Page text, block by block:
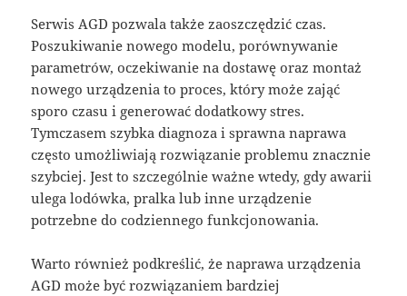
Serwis AGD pozwala także zaoszczędzić czas.
Poszukiwanie nowego modelu, porównywanie
parametrów, oczekiwanie na dostawę oraz montaż
nowego urządzenia to proces, który może zająć
sporo czasu i generować dodatkowy stres.
Tymczasem szybka diagnoza i sprawna naprawa
często umożliwiają rozwiązanie problemu znacznie
szybciej. Jest to szczególnie ważne wtedy, gdy awarii
ulega lodówka, pralka lub inne urządzenie
potrzebne do codziennego funkcjonowania.
Warto również podkreślić, że naprawa urządzenia
AGD może być rozwiązaniem bardziej